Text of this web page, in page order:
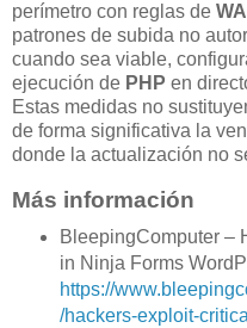
perímetro con reglas de
patrones de subida no
cuando sea viable,
ejecución de PHP en
Estas medidas no
de forma significativa la
donde la actualización no
Más información
BleepingComputer –
in Ninja Forms
https://
/hackers-exploit-